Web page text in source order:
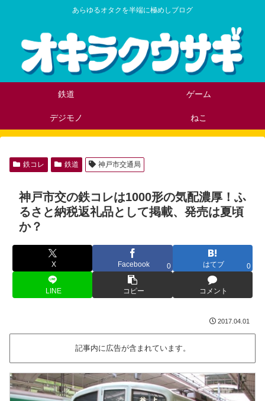
あらゆるオタクを半端に極めしブログ
鉄道 ゲーム
デジモノ ねこ
鉄コレ 鉄道 神戸市交通局
神戸市交の鉄コレは1000形の気配濃厚！ふ
るさと納税返礼品として掲載、発売は夏頃
か？
X Facebook 0 はてブ 0
LINE コピー コメント
2017.04.01
記事内に広告が含まれています。